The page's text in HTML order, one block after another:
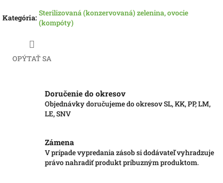
Kategória:
Sterilizovaná (konzervovaná) zelenina, ovocie
(kompóty)
OPÝTAŤ SA
Doručenie do okresov
Objednávky doručujeme do okresov SL, KK, PP, LM,
LE, SNV
Zámena
V prípade vypredania zásob si dodávateľ vyhradzuje
právo nahradiť produkt príbuzným produktom.